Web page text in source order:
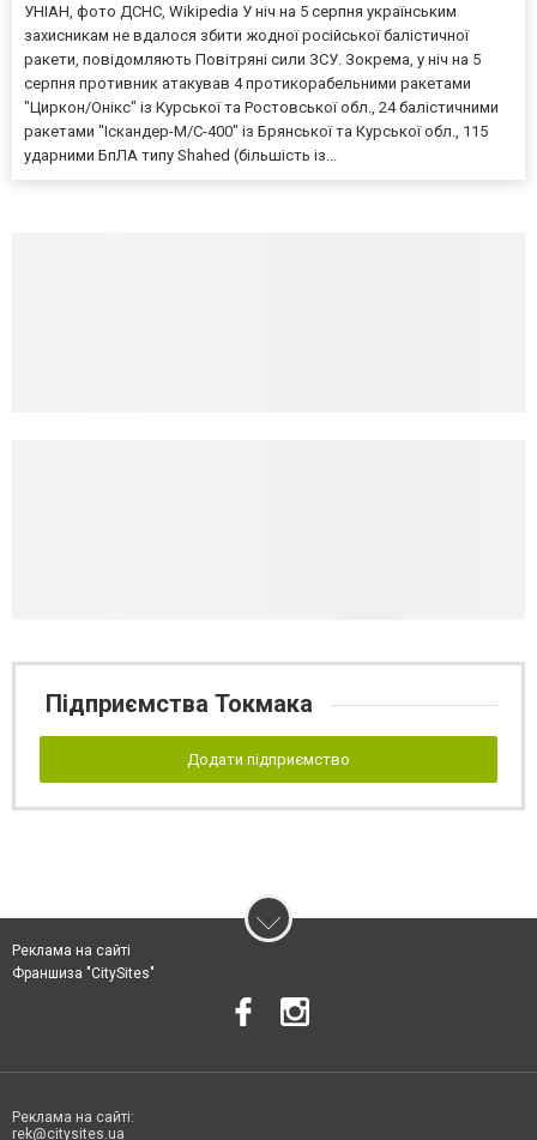
УНІАН, фото ДСНС, Wikipedia У ніч на 5 серпня українським
захисникам не вдалося збити жодної російської балістичної
ракети, повідомляють Повітряні сили ЗСУ. Зокрема, у ніч на 5
серпня противник атакував 4 протикорабельними ракетами
"Циркон/Онікс" із Курської та Ростовської обл., 24 балістичними
ракетами "Іскандер-М/С-400" із Брянської та Курської обл., 115
ударними БпЛА типу Shahed (більшість із...
Підприємства Токмака
Додати підприємство
Реклама на сайті
Франшиза "CitySites"
Реклама на сайті:
rek@citysites.ua